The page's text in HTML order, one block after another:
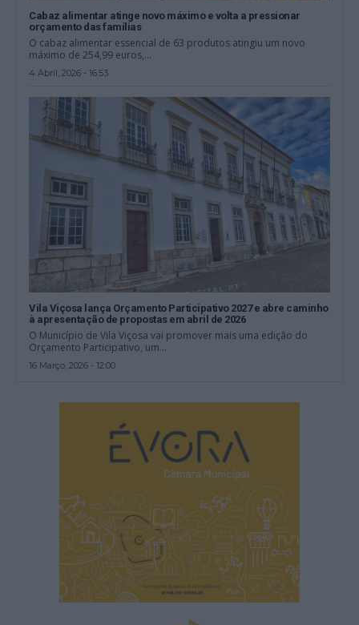
Cabaz alimentar atinge novo máximo e volta a pressionar
orçamento das famílias
O cabaz alimentar essencial de 63 produtos atingiu um novo
máximo de 254,99 euros,...
4 Abril, 2026 - 16:53
Vila Viçosa lança Orçamento Participativo 2027 e abre caminho
à apresentação de propostas em abril de 2026
O Município de Vila Viçosa vai promover mais uma edição do
Orçamento Participativo, um...
16 Março, 2026 - 12:00